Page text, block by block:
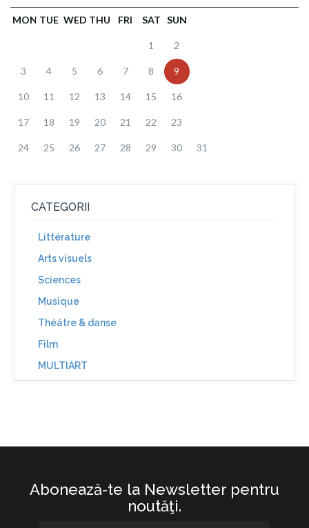
MON TUE WED THU FRI SAT SUN
1 2
3 4 5 6 7 8 9
10 11 12 13 14 15 16
17 18 19 20 21 22 23
24 25 26 27 28 29 30 31
CATEGORII
Littérature
Arts visuels
Sciences
Musique
Théâtre & danse
Film
MULTIART
Abonează-te la Newsletter pentru
noutăţi.